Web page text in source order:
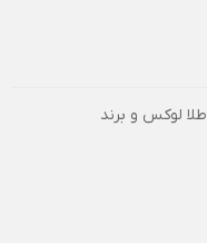
لوکس و برند